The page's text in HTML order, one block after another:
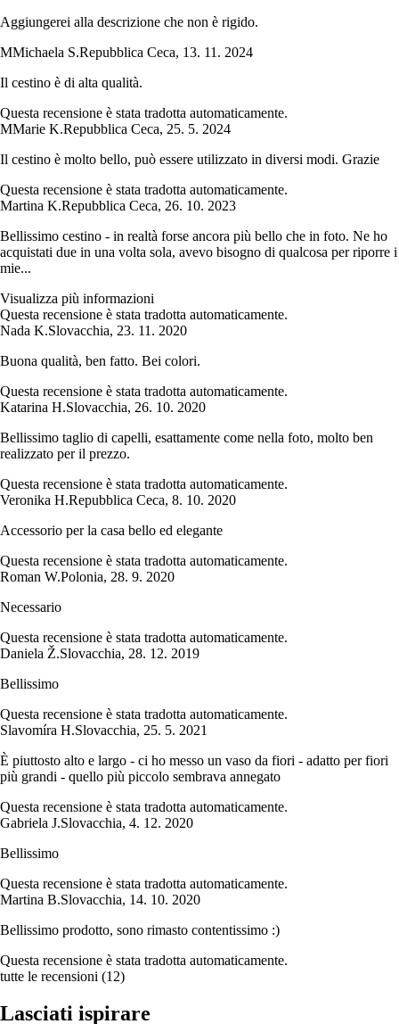
Aggiungerei alla descrizione che non è rigido.
MMichaela S.Repubblica Ceca, 13. 11. 2024
Il cestino è di alta qualità.
Questa recensione è stata tradotta automaticamente.
MMarie K.Repubblica Ceca, 25. 5. 2024
Il cestino è molto bello, può essere utilizzato in diversi modi. Grazie
Questa recensione è stata tradotta automaticamente.
Martina K.Repubblica Ceca, 26. 10. 2023
Bellissimo cestino - in realtà forse ancora più bello che in foto. Ne ho
acquistati due in una volta sola, avevo bisogno di qualcosa per riporre i
mie...
Visualizza più informazioni
Questa recensione è stata tradotta automaticamente.
Nada K.Slovacchia, 23. 11. 2020
Buona qualità, ben fatto. Bei colori.
Questa recensione è stata tradotta automaticamente.
Katarina H.Slovacchia, 26. 10. 2020
Bellissimo taglio di capelli, esattamente come nella foto, molto ben
realizzato per il prezzo.
Questa recensione è stata tradotta automaticamente.
Veronika H.Repubblica Ceca, 8. 10. 2020
Accessorio per la casa bello ed elegante
Questa recensione è stata tradotta automaticamente.
Roman W.Polonia, 28. 9. 2020
Necessario
Questa recensione è stata tradotta automaticamente.
Daniela Ž.Slovacchia, 28. 12. 2019
Bellissimo
Questa recensione è stata tradotta automaticamente.
Slavomíra H.Slovacchia, 25. 5. 2021
È piuttosto alto e largo - ci ho messo un vaso da fiori - adatto per fiori
più grandi - quello più piccolo sembrava annegato
Questa recensione è stata tradotta automaticamente.
Gabriela J.Slovacchia, 4. 12. 2020
Bellissimo
Questa recensione è stata tradotta automaticamente.
Martina B.Slovacchia, 14. 10. 2020
Bellissimo prodotto, sono rimasto contentissimo :)
Questa recensione è stata tradotta automaticamente.
tutte le recensioni (12)
Lasciati ispirare